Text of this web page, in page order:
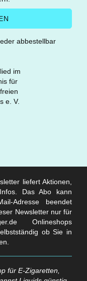
abbestellbar
liefert Aktionen,
Das Abo kann
Adresse beendet
Newsletter nur für
Onlineshops
ob Sie in
für E-Zigaretten,